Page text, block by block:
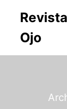
Ojo